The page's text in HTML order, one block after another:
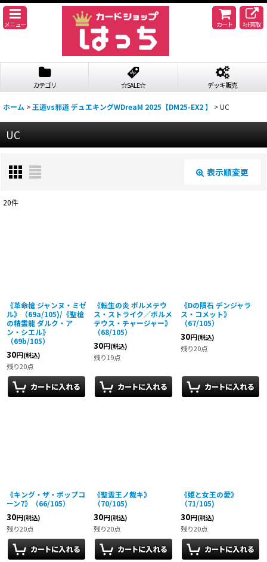
メニュー カート ﾈｯﾄ買取
カテゴリ ☆SALE☆ デッキ販売
ホーム > 王道vs邪道 デュエキングWDreaM 2025【DM25-EX2 】 >UC
UC
表示順変更
閉じる
20件
《革命槍 ジャンヌ・ミゼ
ル》（69a/105)/《聖槍
の精霊龍 ダルク・ア
ン・シエル》
（69b/105）
30円(税込)
残り20点
《転生の炎 ボルメテウ
ス・ストライク／ボルメ
テウス・チャージャー》
（68/105）
30円(税込)
残り19点
《Dの隕石 デンジャラ
ス・コメット》
（67/105）
30円(税込)
残り20点
《キング・ザ・ポップコ
ーン7》（66/105）
30円(税込)
残り20点
《聖霊王ノ裁キ》
（70/105)
30円(税込)
残り20点
《姫と女王の愛》
（71/105)
30円(税込)
残り20点